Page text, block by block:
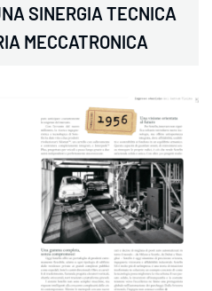
SINERGIA TECNICA
MECCATRONICA